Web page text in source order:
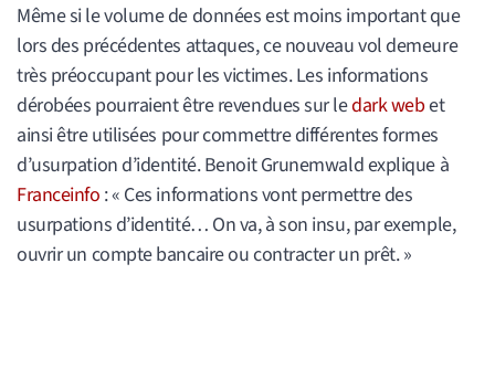
Même si le volume de données est moins important que
lors des précédentes attaques, ce nouveau vol demeure
très préoccupant pour les victimes. Les informations
dérobées pourraient être revendues sur ledark webet
ainsi être utilisées pour commettre différentes formes
d’usurpation d’identité. Benoit Grunemwald explique à
Franceinfo : « Ces informations vont permettre des
usurpations d’identité… On va, à son insu, par exemple,
ouvrir un compte bancaire ou contracter un prêt. »